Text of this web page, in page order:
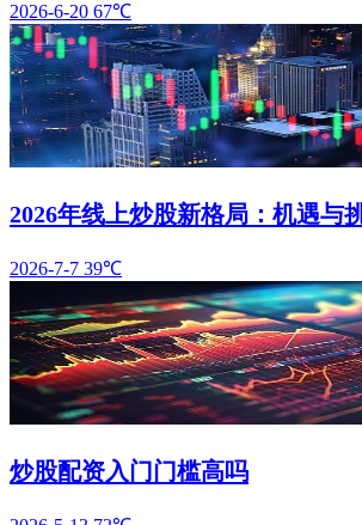
2026-6-20 67℃
2026年线上炒股新格局：机遇与
2026-7-7 39℃
炒股配资入门门槛高吗